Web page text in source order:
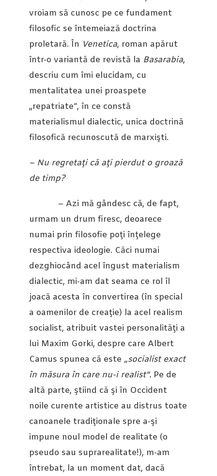
vroiam să cunosc pe ce fundament
filosofic se întemeiază doctrina
proletară. În Venetica, roman apărut
într-o variantă de revistă la Basarabia,
descriu cum îmi elucidam, cu
mentalitatea unei proaspete
„repatriate”, în ce constă
materialismul dialectic, unica doctrină
filosofică recunoscută de marxişti.
– Nu regretaţi că aţi pierdut o groază
de timp?
– Azi mă gândesc că, de fapt,
urmam un drum firesc, deoarece
numai prin filosofie poţi înţelege
respectiva ideologie. Căci numai
dezghiocând acel îngust materialism
dialectic, mi-am dat seama ce rol îl
joacă acesta în convertirea (în special
a oamenilor de creaţie) la acel realism
socialist, atribuit vastei personalităţi a
lui Maxim Gorki, despre care Albert
Camus spunea că este „socialist exact
în măsura în care nu-i realist”. Pe de
altă parte, ştiind că şi în Occident
noile curente artistice au distrus toate
canoanele tradiţionale spre a-şi
impune noul model de realitate (o
pseudo sau suprarealitate!), m-am
întrebat, la un moment dat, dacă